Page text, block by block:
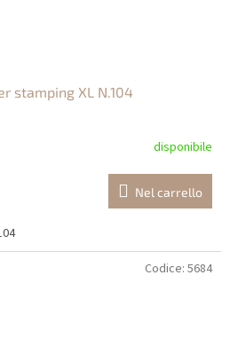
stamping XL N.104
disponibile
Nel carrello
Codice: 5684